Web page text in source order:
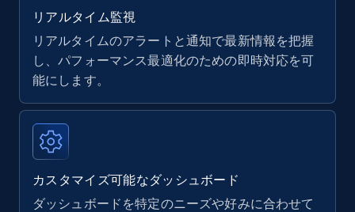
35.2K+ 5.7K+
URL, Product name, Product rating, Product
rating object, Product rating max, Rating,
Author name, Asin, and more.
7.4K+ 870+ 今すぐ始める
リアルタイム監視
リアルタイムのアラートと通知で最新情報を把握
し、パフォーマンス最適化のための即時対応を可
能にします。
カスタマイズ可能なダッシュボード
ダッシュボードを特定のニーズや好みに合わせて